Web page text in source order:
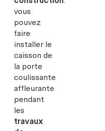
vous
pouvez
faire
installer le
caisson de
la porte
coulissante
affleurante
pendant
les
travaux